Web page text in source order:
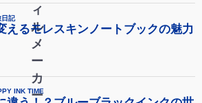
ィ
ル
メ
ー
カ
ー